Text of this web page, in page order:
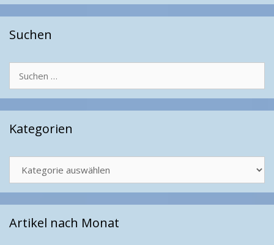
Suchen
nach:
Kategorien
Artikel nach Monat